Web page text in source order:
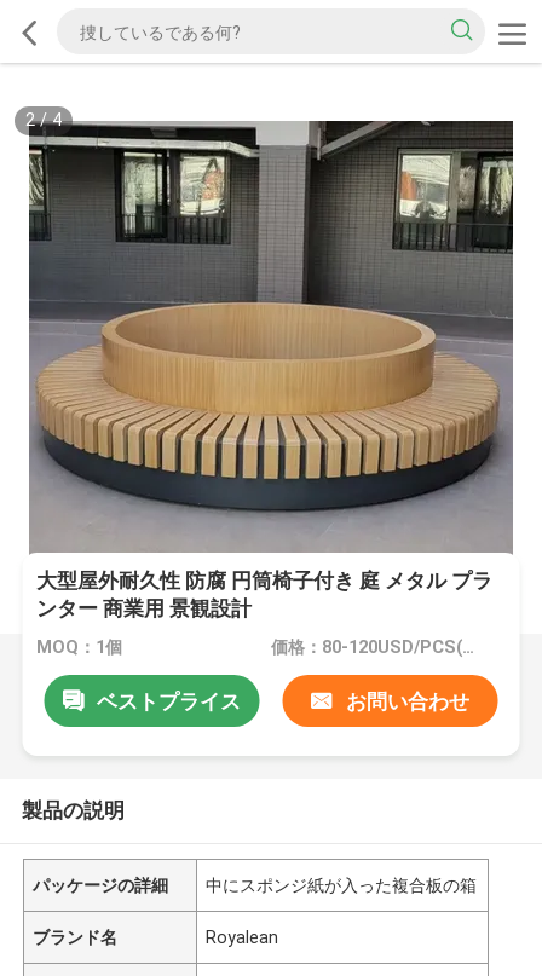
2/4
大型屋外耐久性 防腐 円筒椅子付き 庭 メタル プラ
ンター 商業用 景観設計
MOQ：1個 価格：80-120USD/PCS(Negotiate)
ベストプライス お問い合わせ
製品の説明
パッケージの詳細 中にスポンジ紙が入った複合板の箱
ブランド名 Royalean